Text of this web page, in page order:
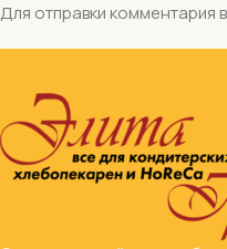
Для отправки комментария